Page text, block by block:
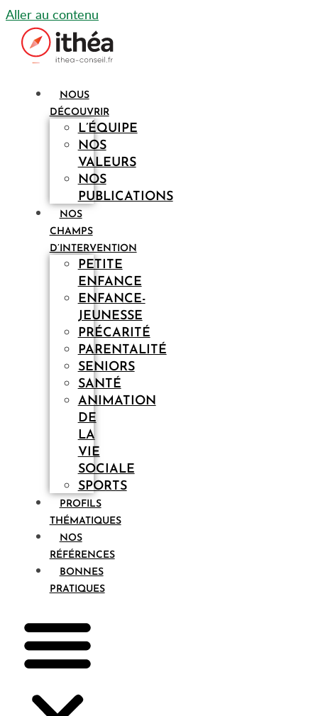
Aller au contenu
NOUS
DÉCOUVRIR
L’ÉQUIPE
NOS
VALEURS
NOS
PUBLICATIONS
NOS
CHAMPS
D’INTERVENTION
PETITE
ENFANCE
ENFANCE-
JEUNESSE
PRÉCARITÉ
PARENTALITÉ
SENIORS
SANTÉ
ANIMATION
DE
LA
VIE
SOCIALE
SPORTS
PROFILS
THÉMATIQUES
NOS
RÉFÉRENCES
BONNES
PRATIQUES